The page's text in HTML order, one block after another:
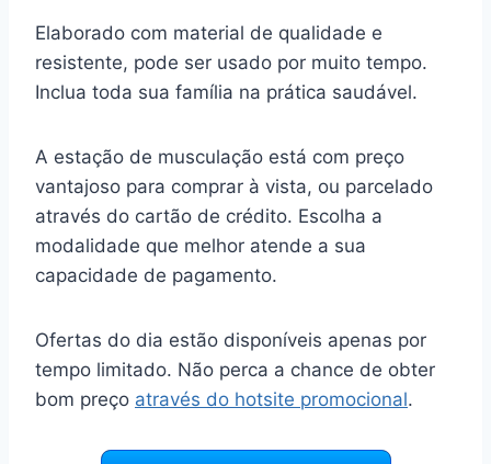
Elaborado com material de qualidade e
resistente, pode ser usado por muito tempo.
Inclua toda sua família na prática saudável.
A estação de musculação está com preço
vantajoso para comprar à vista, ou parcelado
através do cartão de crédito. Escolha a
modalidade que melhor atende a sua
capacidade de pagamento.
Ofertas do dia estão disponíveis apenas por
tempo limitado. Não perca a chance de obter
bom preço através do hotsite promocional.